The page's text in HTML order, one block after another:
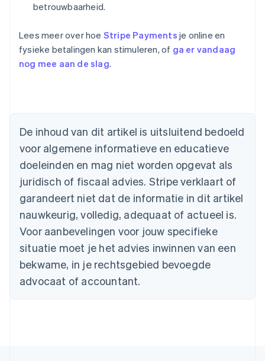
betrouwbaarheid.
Lees meer over hoe Stripe Payments je online en
fysieke betalingen kan stimuleren, of ga er vandaag
nog mee aan de slag.
De inhoud van dit artikel is uitsluitend bedoeld
voor algemene informatieve en educatieve
doeleinden en mag niet worden opgevat als
juridisch of fiscaal advies. Stripe verklaart of
garandeert niet dat de informatie in dit artikel
nauwkeurig, volledig, adequaat of actueel is.
Voor aanbevelingen voor jouw specifieke
situatie moet je het advies inwinnen van een
bekwame, in je rechtsgebied bevoegde
advocaat of accountant.
English
Nederlands FrançaisDeutschEnglish
Brazilië
Português
Bulgarije
English
Canada
Cyprus
English
Denemarken
English
Duitsland
DeutschEnglish
English